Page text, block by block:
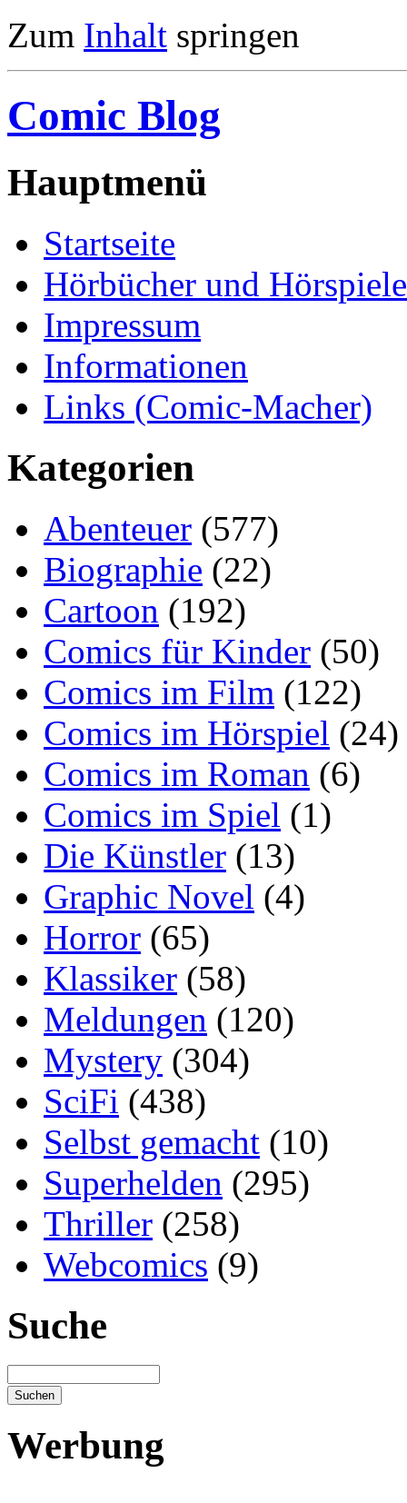
Zum Inhalt springen
Comic Blog
Hauptmenü
Startseite
Hörbücher und Hörspiele
Impressum
Informationen
Links (Comic-Macher)
Kategorien
Abenteuer (577)
Biographie (22)
Cartoon (192)
Comics für Kinder (50)
Comics im Film (122)
Comics im Hörspiel (24)
Comics im Roman (6)
Comics im Spiel (1)
Die Künstler (13)
Graphic Novel (4)
Horror (65)
Klassiker (58)
Meldungen (120)
Mystery (304)
SciFi (438)
Selbst gemacht (10)
Superhelden (295)
Thriller (258)
Webcomics (9)
Suche
Werbung